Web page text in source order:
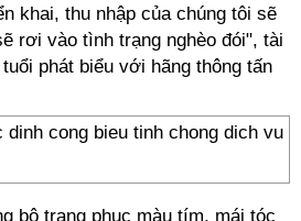
khai, thu nhập của chúng tôi sẽ
rơi vào tình trạng nghèo đói", tài
phát biểu với hãng thông tấn
bộ trang phục màu tím, mái tóc